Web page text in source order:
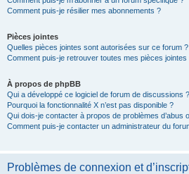
Comment puis-je résilier mes abonnements ?
Pièces jointes
Quelles pièces jointes sont autorisées sur ce forum ?
Comment puis-je retrouver toutes mes pièces jointes
À propos de phpBB
Qui a développé ce logiciel de forum de discussions ?
Pourquoi la fonctionnalité X n’est pas disponible ?
Qui dois-je contacter à propos de problèmes d’abus
Comment puis-je contacter un administrateur du
Problèmes de connexion et